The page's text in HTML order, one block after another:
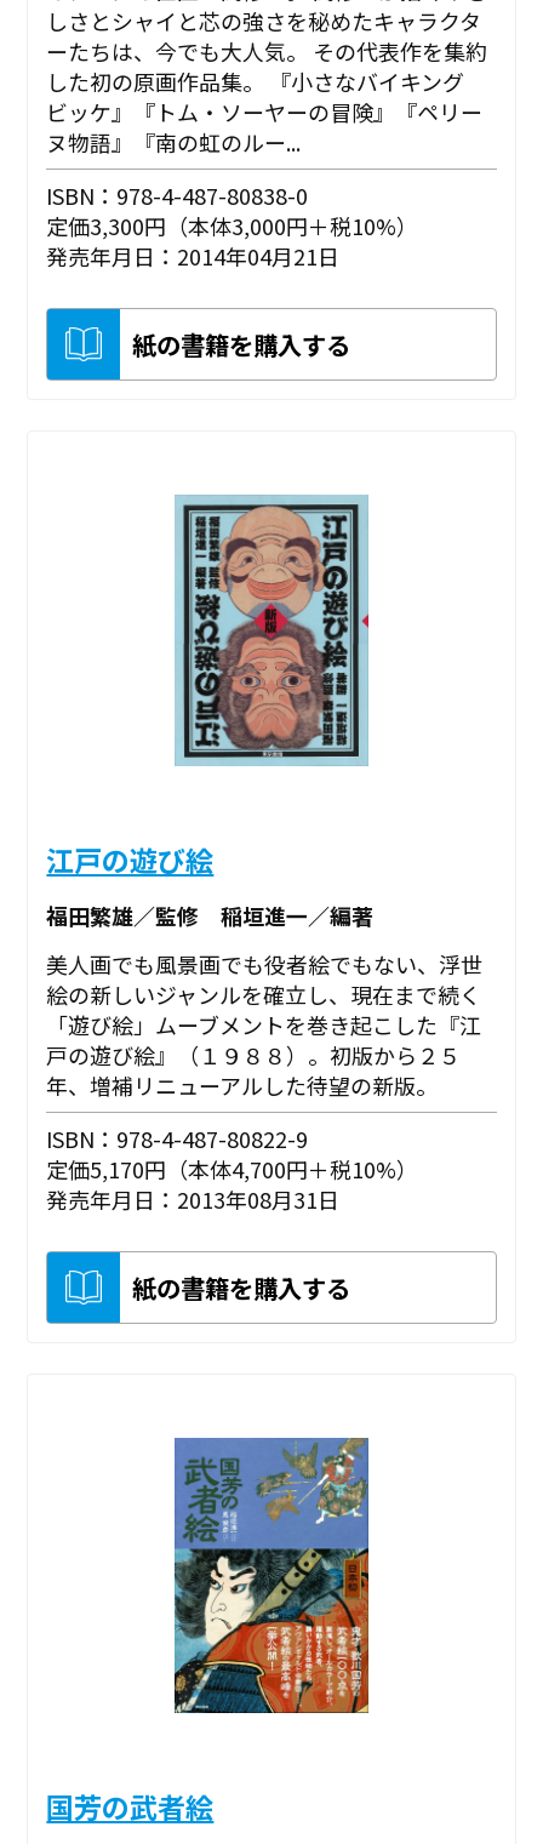
しさとシャイと芯の強さを秘めたキャラクタ
ーたちは、今でも大人気。 その代表作を集約
した初の原画作品集。 『小さなバイキング
ビッケ』『トム・ソーヤーの冒険』『ペリー
ヌ物語』『南の虹のルー...
ISBN：978-4-487-80838-0
定価3,300円（本体3,000円＋税10%）
発売年月日：2014年04月21日
紙の書籍を購入する
江戸の遊び絵
福田繁雄／監修 稲垣進一／編著
美人画でも風景画でも役者絵でもない、浮世
絵の新しいジャンルを確立し、現在まで続く
「遊び絵」ムーブメントを巻き起こした『江
戸の遊び絵』（１９８８）。初版から２５
年、増補リニューアルした待望の新版。
ISBN：978-4-487-80822-9
定価5,170円（本体4,700円＋税10%）
発売年月日：2013年08月31日
紙の書籍を購入する
国芳の武者絵